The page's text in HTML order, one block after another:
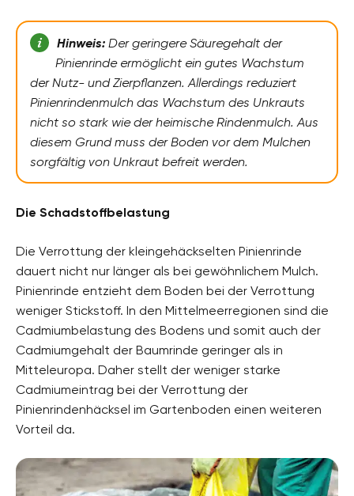
Hinweis:Der geringere Säuregehalt der
Pinienrinde ermöglicht ein gutes Wachstum
der Nutz- und Zierpflanzen. Allerdings reduziert
Pinienrindenmulch das Wachstum des Unkrauts
nicht so stark wie der heimische Rindenmulch. Aus
diesem Grund muss der Boden vor dem Mulchen
sorgfältig von Unkraut befreit werden.
Die Schadstoffbelastung
Die Verrottung der kleingehäckselten Pinienrinde
dauert nicht nur länger als bei gewöhnlichem Mulch.
Pinienrinde entzieht dem Boden bei der Verrottung
weniger Stickstoff. In den Mittelmeerregionen sind die
Cadmiumbelastung des Bodens und somit auch der
Cadmiumgehalt der Baumrinde geringer als in
Mitteleuropa. Daher stellt der weniger starke
Cadmiumeintrag bei der Verrottung der
Pinienrindenhäcksel im Gartenboden einen weiteren
Vorteil da.